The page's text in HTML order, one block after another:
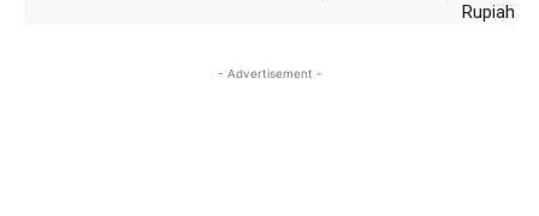
Rupiah
- Advertisement -